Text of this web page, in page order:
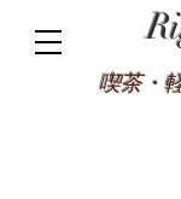
喫茶・